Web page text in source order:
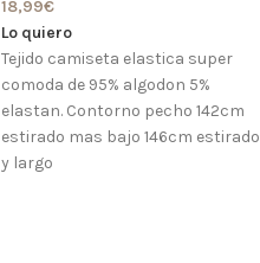
18,99€
Lo quiero
Tejido camiseta elastica super
comoda de 95% algodon 5%
elastan. Contorno pecho 142cm
estirado mas bajo 146cm estirado
y largo